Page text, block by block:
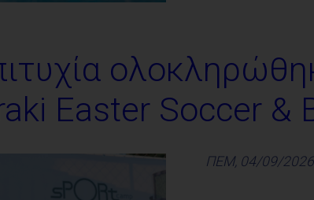
Easter Soccer &
ΠΕΜ, 04/09/2026